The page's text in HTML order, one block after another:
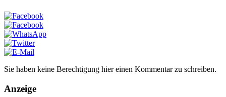
Sie haben keine Berechtigung hier einen Kommentar zu schreiben.
Anzeige